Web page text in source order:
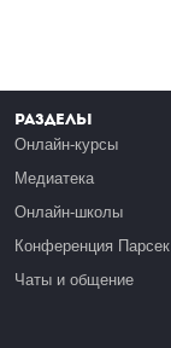
Разделы
Онлайн-курсы
Медиатека
Онлайн-школы
Конференция Парсек
Чаты и общение